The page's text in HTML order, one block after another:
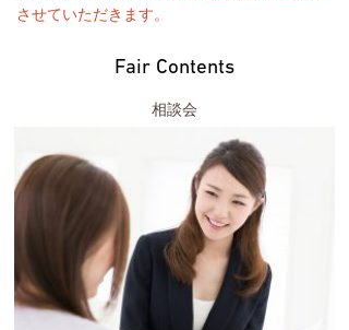
させていただきます。
Fair Contents
相談会